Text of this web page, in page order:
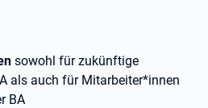
sowohl für zukünftige
als auch für Mitarbeiter*innen
BA